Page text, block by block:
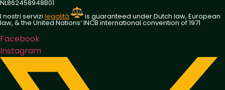
NL862458948B01
I nostri servizi legalità is guaranteed under Dutch law, European
law, & the United Nations‘ INCB international convention of 1971
Facebook
Instagram